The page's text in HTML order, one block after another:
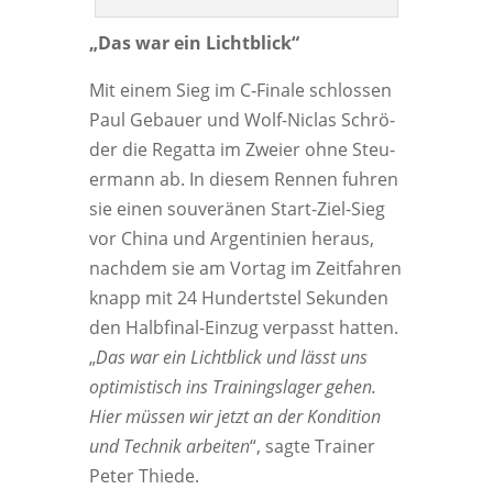
„Das war ein Lichtblick“
Mit einem Sieg im C‑Finale schlos­sen
Paul Gebau­er und Wolf-Nic­las Schrö­
der die Regat­ta im Zwei­er ohne Steu­
er­mann ab. In die­sem Ren­nen fuh­ren
sie einen sou­ve­rä­nen Start-Ziel-Sieg
vor Chi­na und Argen­ti­ni­en her­aus,
nach­dem sie am Vor­tag im Zeit­fah­ren
knapp mit 24 Hun­derts­tel Sekun­den
den Halb­fi­nal-Ein­zug ver­passt hat­ten.
„Das war ein Licht­blick und lässt uns
opti­mis­tisch ins Trai­nings­la­ger gehen.
Hier müs­sen wir jetzt an der Kon­di­ti­on
und Tech­nik arbei­ten“, sag­te Trai­ner
Peter Thiede.